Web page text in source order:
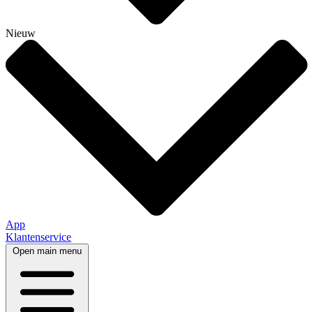
Nieuw
App
Klantenservice
Open main menu